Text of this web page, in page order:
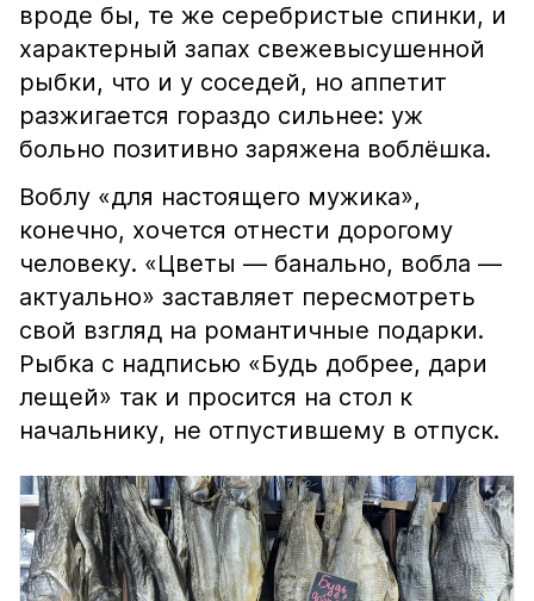
вроде бы, те же серебристые спинки, и
характерный запах свежевысушенной
рыбки, что и у соседей, но аппетит
разжигается гораздо сильнее: уж
больно позитивно заряжена воблёшка.
Воблу «для настоящего мужика»,
конечно, хочется отнести дорогому
человеку. «Цветы — банально, вобла —
актуально» заставляет пересмотреть
свой взгляд на романтичные подарки.
Рыбка с надписью «Будь добрее, дари
лещей» так и просится на стол к
начальнику, не отпустившему в отпуск.